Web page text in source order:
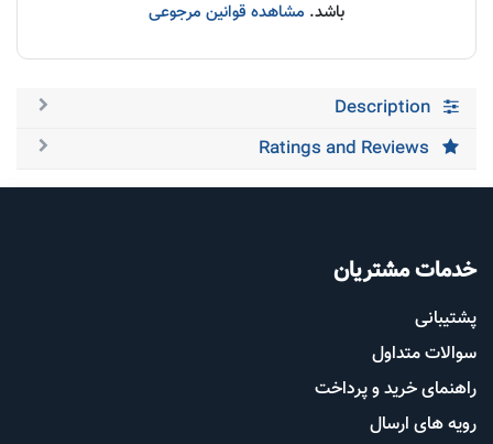
باشد. مشاهده قوانین مرجوعی
Description
Ratings and Reviews
خدمات مشتریان
پشتیب​​انی
سوالات متداول
راهنمای خرید و پرداخت
رویه های ارسال